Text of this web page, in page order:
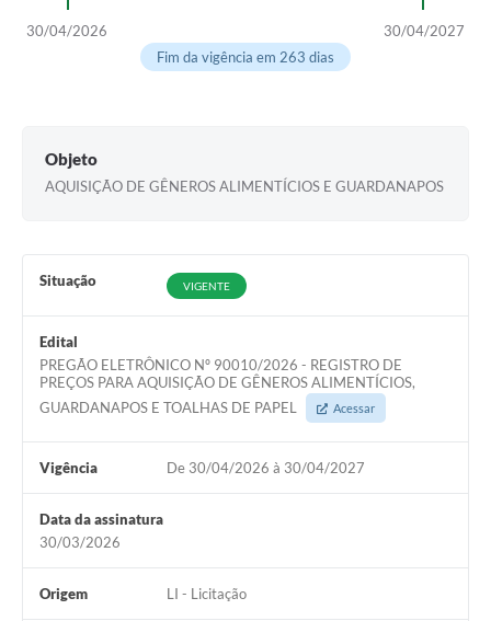
30/04/2026
30/04/2027
Fim da vigência em 263 dias
Objeto
AQUISIÇÃO DE GÊNEROS ALIMENTÍCIOS E GUARDANAPOS
Situação VIGENTE
Edital
PREGÃO ELETRÔNICO Nº 90010/2026 - REGISTRO DE
PREÇOS PARA AQUISIÇÃO DE GÊNEROS ALIMENTÍCIOS,
GUARDANAPOS E TOALHAS DE PAPEL
Acessar
Vigência De 30/04/2026 à 30/04/2027
Data da assinatura
30/03/2026
Origem LI - Licitação